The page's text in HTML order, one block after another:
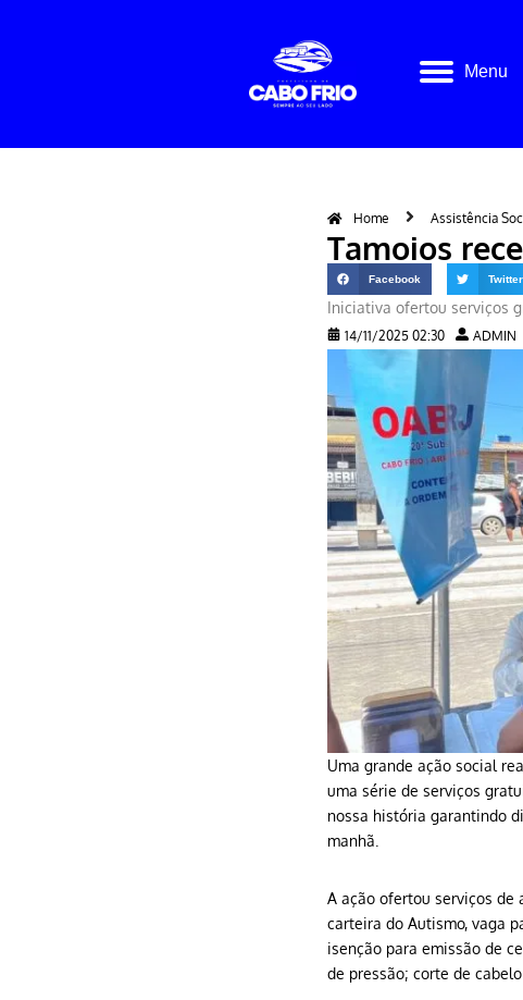
conteúdo
Menu
Home Assistência
Tamoios
Facebook Twitter
Iniciativa ofertou serviços
14/11/2025 02:30 ADMIN
Uma grande ação social
uma série de serviços
nossa história garantindo
manhã.
A ação ofertou serviços de
carteira do Autismo, vaga
isenção para emissão de
de pressão; corte de